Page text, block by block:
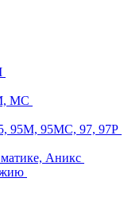
МС
95М, 95МС, 97, 97Р
Аникс